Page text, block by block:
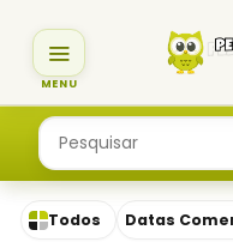
content
Pesquisar
por:
Todos Datas